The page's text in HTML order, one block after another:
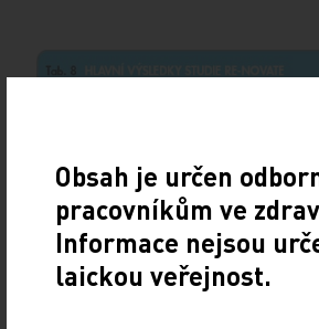
Obsah je určen
pracovníkům ve
Informace nejsou
laickou veřejnost.